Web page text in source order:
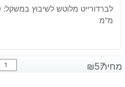
מ"מ
מחיר: ₪57
כמות
של